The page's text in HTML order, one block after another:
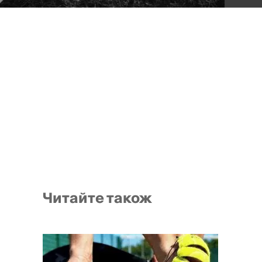
Читайте також